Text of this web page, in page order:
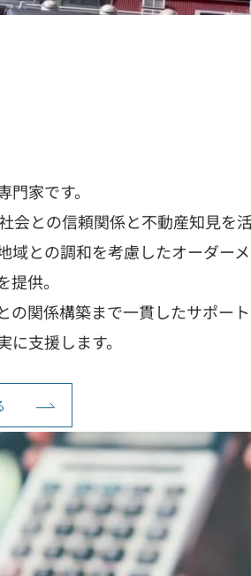
家です。
会との信頼関係と不動産知見を活
域との調和を考慮したオーダー
提供。
の関係構築まで一貫したサポー
支援します。